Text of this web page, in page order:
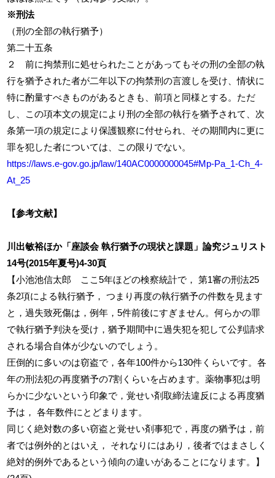
※刑法
（刑の全部の執行猶予）
第二十五条
２ 前に拘禁刑に処せられたことがあってもその刑の全部の執
行を猶予された者が二年以下の拘禁刑の言渡しを受け、情状に
特に酌量すべきものがあるときも、前項と同様とする。ただ
し、この項本文の規定により刑の全部の執行を猶予されて、次
条第一項の規定により保護観察に付せられ、その期間内に更に
罪を犯した者については、この限りでない。
https://laws.e-gov.go.jp/law/140AC0000000045#Mp-Pa_1-Ch_4-
At_25
【参考文献】
川出敏裕ほか「座談会 執行猶予の現状と課題」論究ジュリスト
14号(2015年夏号)4-30頁
【小池池信太郎 ここ5年ほどの検察統計で， 第1審の刑法25
条2項による執行猶予， つまり再度の執行猶予の件数を見ます
と，過失致死傷は，例年，5件前後にすぎません。何らかの罪
で執行猶予判決を受け，猶予期間中に過失犯を犯して公判請求
される場合自体が少ないのでしょう。
圧倒的に多いのは窃盗で，各年100件から130件くらいです。各
年の刑法犯の再度猶予の7割くらいを占めます。薬物事犯は明
らかに少ないという印象で，覚せい剤取締法違反による再度猶
予は， 各年数件にとどまります。
同じく絶対数の多い窃盗と覚せい剤事犯で，再度の猶予は，前
者では例外的とはいえ， それなりにはあり，後者ではまさしく
絶対的例外であるという傾向の違いがあることになります。】